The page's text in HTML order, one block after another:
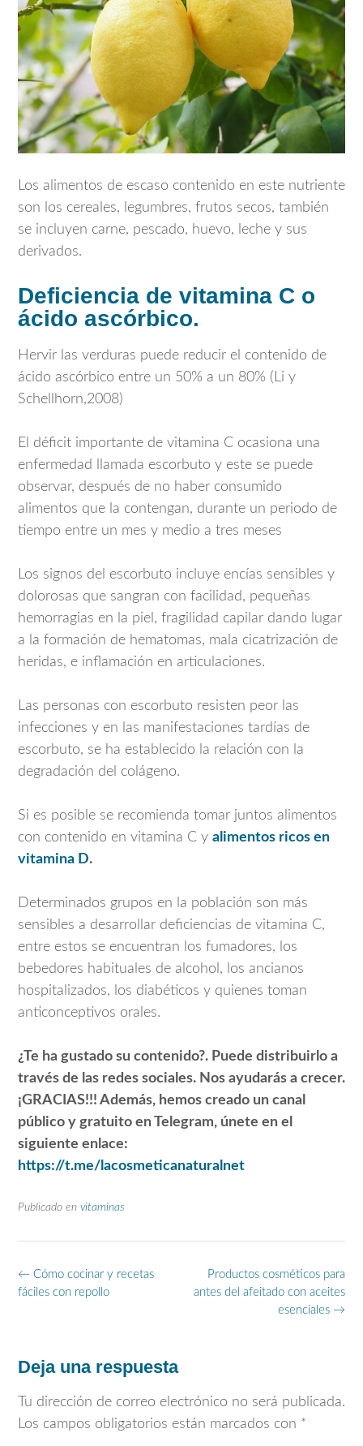
Los alimentos de escaso contenido en este nutriente
son los cereales, legumbres, frutos secos, también
se incluyen carne, pescado, huevo, leche y sus
derivados.
Deficiencia de vitamina C o
ácido ascórbico.
Hervir las verduras puede reducir el contenido de
ácido ascórbico entre un 50% a un 80% (Li y
Schellhorn,2008)
El déficit importante de vitamina C ocasiona una
enfermedad llamada escorbuto y este se puede
observar, después de no haber consumido
alimentos que la contengan, durante un periodo de
tiempo entre un mes y medio a tres meses
Los signos del escorbuto incluye encías sensibles y
dolorosas que sangran con facilidad, pequeñas
hemorragias en la piel, fragilidad capilar dando lugar
a la formación de hematomas, mala cicatrización de
heridas, e inflamación en articulaciones.
Las personas con escorbuto resisten peor las
infecciones y en las manifestaciones tardías de
escorbuto, se ha establecido la relación con la
degradación del colágeno.
Si es posible se recomienda tomar juntos alimentos
con contenido en vitamina C y alimentos ricos en
vitamina D.
Determinados grupos en la población son más
sensibles a desarrollar deficiencias de vitamina C,
entre estos se encuentran los fumadores, los
bebedores habituales de alcohol, los ancianos
hospitalizados, los diabéticos y quienes toman
anticonceptivos orales.
¿Te ha gustado su contenido?. Puede distribuirlo a
través de las redes sociales. Nos ayudarás a crecer.
¡GRACIAS!!! Además, hemos creado un canal
público y gratuito en Telegram, únete en el
siguiente enlace:
https://t.me/lacosmeticanaturalnet
Publicado en vitaminas
Navegación
de
Productos cosméticos para
antes del afeitado con aceites
esenciales →
← Cómo cocinar y recetas
fáciles con repollo
Deja una respuesta
Tu dirección de correo electrónico no será publicada.
Los campos obligatorios están marcados con *